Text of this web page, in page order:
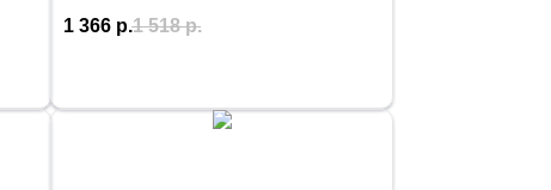
1 366 р.1 518 р.